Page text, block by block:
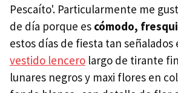
Pescaíto'. Particularmente me
de día porque es cómodo,
estos días de fiesta tan señalados
vestido lencero largo de tirante
lunares negros y maxi flores en